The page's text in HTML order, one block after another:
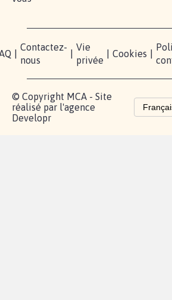
Contactez-
nous
Vie
privée
Cookies
© Copyright MCA - Site
réalisé par l'agence
Developr